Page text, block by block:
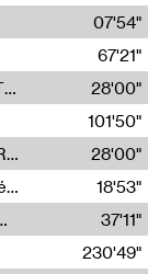
07'54"
67'21"
Radia Show #1100 : 74.48 DB(A) BY IGOR ŠTROMAJER FOR RADIO X
28'00"
101'50"
Radia Show #1099: TEA FM LORCA AS A DREAM
28'00"
Mimésis : MATERIA PRIMA # étude n°4 - Théâtre de l’Aquarium
18'53"
In Computing
37'11"
230'49"